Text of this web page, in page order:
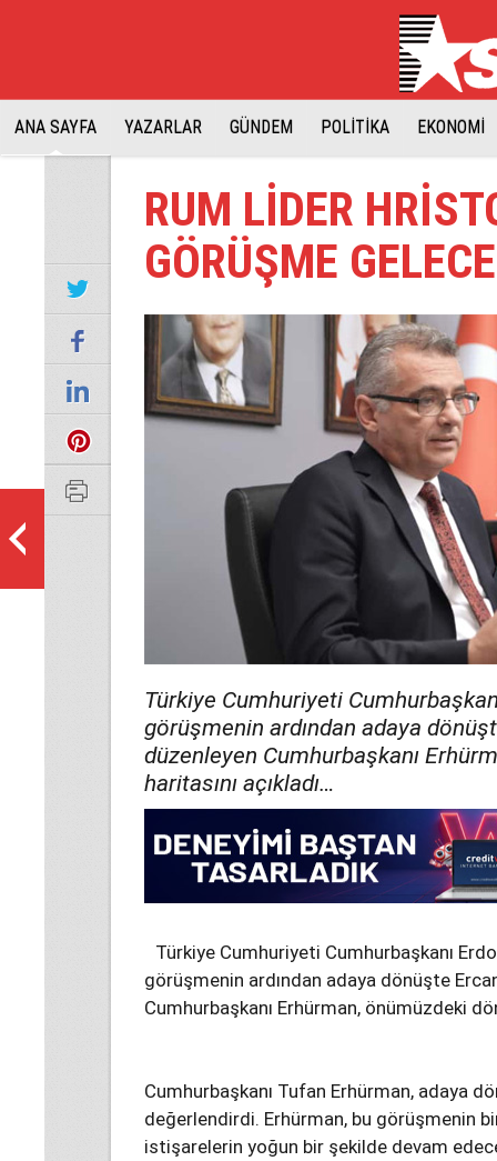
ANA SAYFA YAZARLAR GÜNDEM POLİTİKA EKONOMİ
RUM LİDER
GÖRÜŞME
Türkiye Cumhuriyeti
görüşmenin ardından adaya
düzenleyen Cumhurbaşkanı
haritasını açıkladı…
Türkiye Cumhuriyeti Cumhurbaşkanı
görüşmenin ardından adaya dönüşte
Cumhurbaşkanı Erhürman, önümüzdeki
Cumhurbaşkanı Tufan Erhürman, adaya
değerlendirdi. Erhürman, bu görüşmenin
istişarelerin yoğun bir şekilde devam